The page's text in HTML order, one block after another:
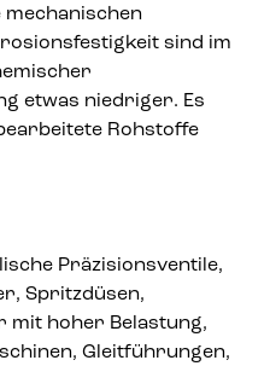
sind im
etwas niedriger. Es
Rohstoffe
Präzisionsventile,
Spritzdüsen,
mit hoher Belastung,
Gleitführungen,